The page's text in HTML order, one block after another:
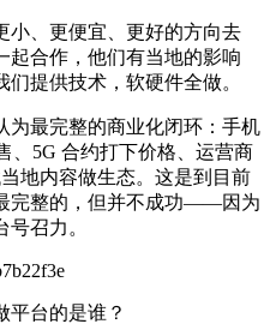
小、更便宜、更好的方向去
起合作，他们有当地的影响
提供技术，软硬件全做。
为最完整的商业化闭环：手机
、5G 合约打下价格、运营商
地内容做生态。这是到目前
完整的，但并不成功——因为
召力。
平台的是谁？